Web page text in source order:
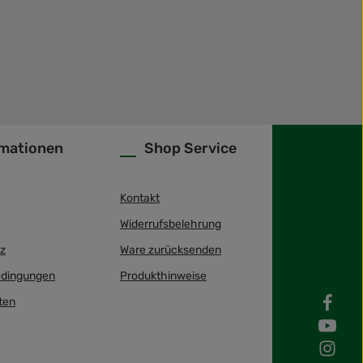
Shop Service
Kontakt
Widerrufsbelehrung
Ware zurücksenden
Produkthinweise